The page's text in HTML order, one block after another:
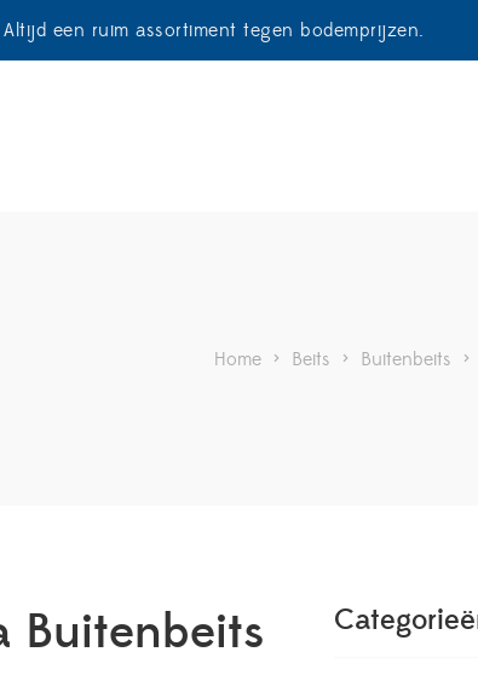
een ruim assortiment tegen bodemprijzen.
Home > Beits > Buitenbeits >
Buitenbeits